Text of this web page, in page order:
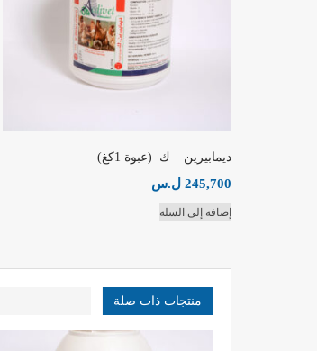
ديمابيرين – ك (عبوة 1كغ)
245,700 ل.س
إضافة إلى السلة
منتجات ذات صلة